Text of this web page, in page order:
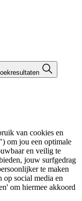
van cookies en
om jou een optimale
en veilig te
jouw surfgedrag
te maken
op social media en
om hiermee akkoord